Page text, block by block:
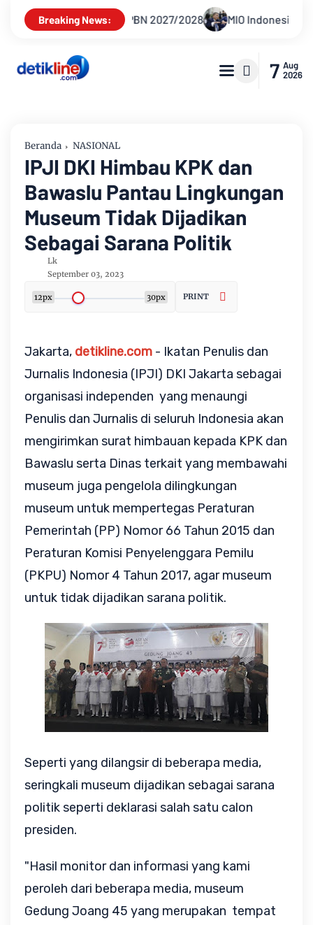
Breaking News:
2028 MIO Indonesia Laporkan Hotman Paris ke Polda
7 Aug
2026
Beranda NASIONAL
IPJI DKI Himbau KPK dan
Bawaslu Pantau Lingkungan
Museum Tidak Dijadikan
Sebagai Sarana Politik
Lk
September 03, 2023
12px 30px PRINT
Jakarta, detikline.com - Ikatan Penulis dan
Jurnalis Indonesia (IPJI) DKI Jakarta sebagai
organisasi independen yang menaungi
Penulis dan Jurnalis di seluruh Indonesia akan
mengirimkan surat himbauan kepada KPK dan
Bawaslu serta Dinas terkait yang membawahi
museum juga pengelola dilingkungan
museum untuk mempertegas Peraturan
Pemerintah (PP) Nomor 66 Tahun 2015 dan
Peraturan Komisi Penyelenggara Pemilu
(PKPU) Nomor 4 Tahun 2017, agar museum
untuk tidak dijadikan sarana politik.
Seperti yang dilangsir di beberapa media,
seringkali museum dijadikan sebagai sarana
politik seperti deklarasi salah satu calon
presiden.
"Hasil monitor dan informasi yang kami
peroleh dari beberapa media, museum
Gedung Joang 45 yang merupakan tempat